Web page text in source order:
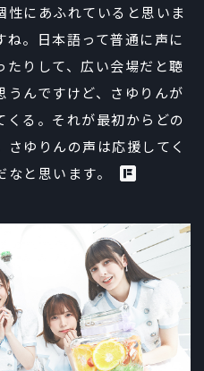
性にあふれていると思いま
ね。日本語って普通に声に
たりして、広い会場だと聴
うんですけど、さゆりんが
る。それが最初からどの
ゆりんの声は応援してく
と思います。